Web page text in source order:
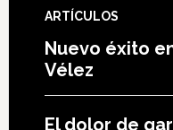
ARTÍCULOS
Nuevo éxito
Vélez
El dolor de